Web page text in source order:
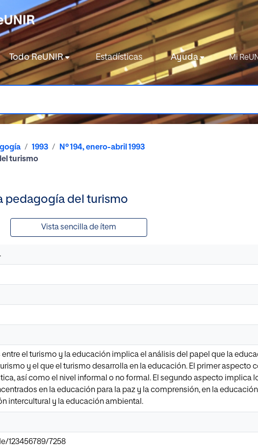
Todo ReUNIR Estadísticas Ayuda Mi
1993
Nº 194, enero-abril 1993
turismo
pedagogía del turismo
Vista sencilla de ítem
entre el turismo y la educación implica el análisis del papel que la
y el que el turismo desarrolla en la educación. El primer aspecto
así como el nivel informal o no formal. El segundo aspecto implica
en la educación para la paz y la comprensión, en la
intercultural y la educación ambiental.
123456789/7258